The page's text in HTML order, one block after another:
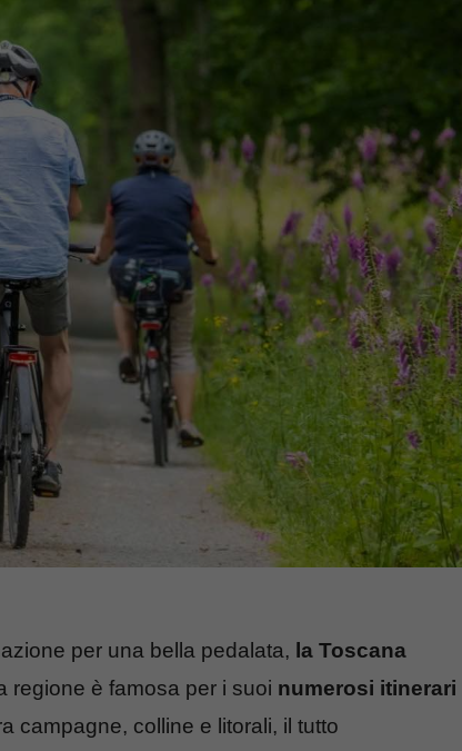
per una bella pedalata, la Toscana
regione è famosa per i suoi numerosi itinerari
campagne, colline e litorali, il tutto